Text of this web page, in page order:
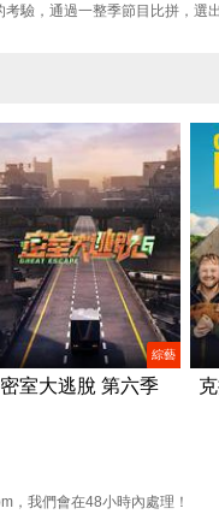
驗，通過一整季節目比拼，選
綜藝
密室大逃脫 第六季
，我們會在48小時內處理！